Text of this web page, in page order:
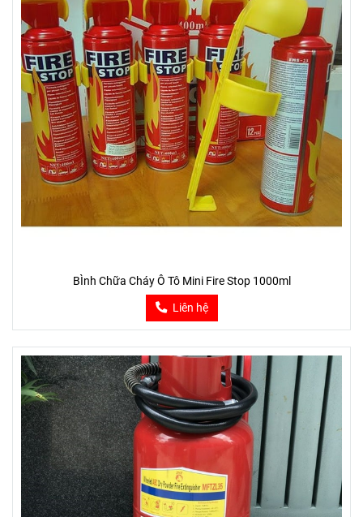
BÌnh Chữa Cháy Ô Tô Mini Fire Stop 1000ml
Liên hệ